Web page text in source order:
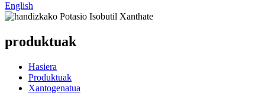
English
produktuak
Hasiera
Produktuak
Xantogenatua